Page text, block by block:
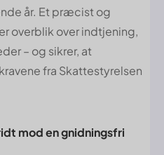
år. Et præcist og
overblik over indtjening,
– og sikrer, at
fra Skattestyrelsen
mod en gnidningsfri